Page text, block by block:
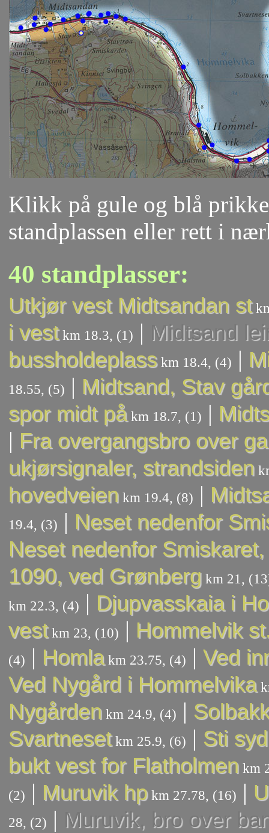
Klikk på gule og blå
standplassen eller rett i
40 standplasser:
Utkjør vest Midtsandan st
i vestkm 18.3, (1) | Midtsand
bussholdeplasskm 18.4, (4) |
18.55, (5) | Midtsand, Stav
spor midt påkm 18.7, (1) |
| Fra overgangsbro over
ukjørsignaler, strandsiden
hovedveien km 19.4, (8) |
19.4, (3) | Neset nedenfor
Neset nedenfor
1090, ved Grønberg km 21,
km 22.3, (4) | Djupvasskaia i
vestkm 23, (10) | Hommelvik
(4) | Homlakm 23.75, (4) | Ved
Ved Nygård i Hommelvika
Nygården km 24.9, (4) |
Svartnesetkm 25.9, (6) | Sti
bukt vest for Flatholmen km
(2) | Muruvik hpkm 27.78, (16) |
28, (2) | Muruvik, bro over